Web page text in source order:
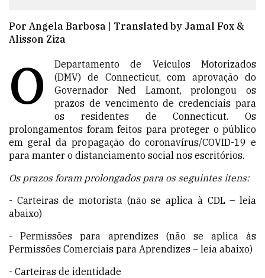
Por Angela Barbosa | Translated by Jamal Fox &
Alisson Ziza
O
Departamento de Veículos Motorizados
(DMV) de Connecticut, com aprovação do
Governador Ned Lamont, prolongou os
prazos de vencimento de credenciais para
os residentes de Connecticut. Os
prolongamentos foram feitos para proteger o público
em geral da propagação do coronavírus/COVID-19 e
para manter o distanciamento social nos escritórios.
Os prazos foram prolongados para os seguintes itens:
- Carteiras de motorista (não se aplica à CDL – leia
abaixo)
- Permissões para aprendizes (não se aplica às
Permissões Comerciais para Aprendizes – leia abaixo)
- Carteiras de identidade